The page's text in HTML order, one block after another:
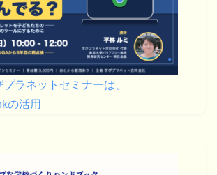
ラネットセミナーは、
の活用